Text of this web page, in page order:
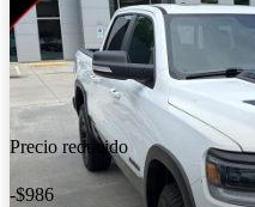
Precio reducido
-$986